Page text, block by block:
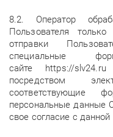
8.2. Оператор
Пользователя
отправки
специальные
сайте https://
посредством
соответствующие
персональные данные
свое согласие с